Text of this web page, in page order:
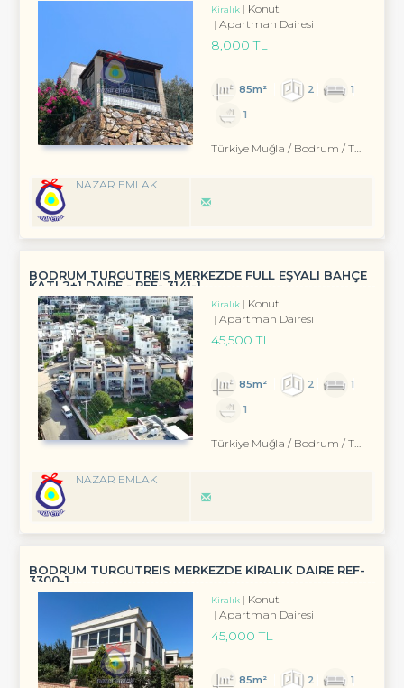
Kiralık
Konut
Apartman Dairesi
8,000 TL
85m² 2
1
1
Türkiye Muğla / Bodrum / Turgutreis
NAZAR EMLAK
BODRUM TURGUTREİS MERKEZDE FULL EŞYALI BAHÇE
KATI 2+1 DAİRE - REF- 3141-1
Kiralık
Konut
Apartman Dairesi
45,500 TL
85m² 2
1
1
Türkiye Muğla / Bodrum / Turgutreis
NAZAR EMLAK
BODRUM TURGUTREIS MERKEZDE KİRALIK DAIRE REF-
3300-1
Kiralık
Konut
Apartman Dairesi
45,000 TL
85m² 2 1